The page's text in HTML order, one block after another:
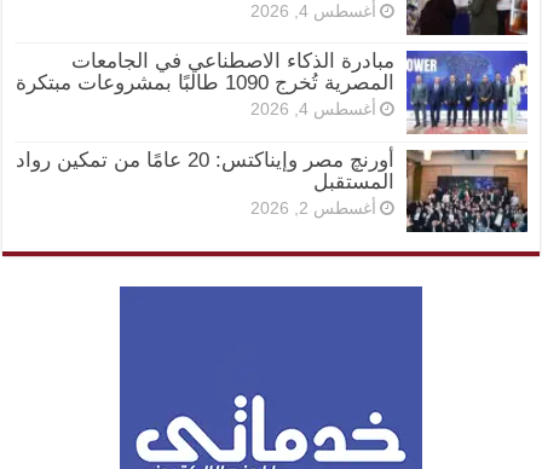
أغسطس 4, 2026
مبادرة الذكاء الاصطناعي في الجامعات
المصرية تُخرج 1090 طالبًا بمشروعات مبتكرة
أغسطس 4, 2026
أورنچ مصر وإيناكتس: 20 عامًا من تمكين رواد
المستقبل
أغسطس 2, 2026